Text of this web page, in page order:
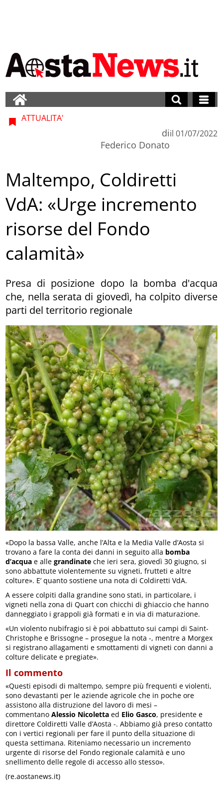
ATTUALITA'
di
Federico Donato
il 01/07/2022
Maltempo, Coldiretti
VdA: «Urge incremento
risorse del Fondo
calamità»
Presa di posizione dopo la bomba d'acqua
che, nella serata di giovedì, ha colpito diverse
parti del territorio regionale
«Dopo la bassa Valle, anche l’Alta e la Media Valle d’Aosta si
trovano a fare la conta dei danni in seguito alla bomba
d’acqua e allegrandinate che ieri sera, giovedì 30 giugno, si
sono abbattute violentemente su vigneti, frutteti e altre
colture». E’ quanto sostiene una nota di Coldiretti VdA.
A essere colpiti dalla grandine sono stati, in particolare, i
vigneti nella zona di Quart con chicchi di ghiaccio che hanno
danneggiato i grappoli già formati e in via di maturazione.
«Un violento nubifragio si è poi abbattuto sui campi di Saint-
Christophe e Brissogne – prosegue la nota -, mentre a Morgex
si registrano allagamenti e smottamenti di vigneti con danni a
colture delicate e pregiate».
Il commento
«Questi episodi di maltempo, sempre più frequenti e violenti,
sono devastanti per le aziende agricole che in poche ore
assistono alla distruzione del lavoro di mesi –
commentanoAlessio Nicoletta ed Elio Gasco, presidente e
direttore Coldiretti Valle d’Aosta -. Abbiamo già preso contatto
con i vertici regionali per fare il punto della situazione di
questa settimana. Riteniamo necessario un incremento
urgente di risorse del Fondo regionale calamità e uno
snellimento delle regole di accesso allo stesso».
(re.aostanews.it)